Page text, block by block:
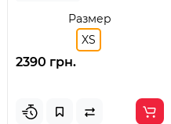
Размер
XS
2390 грн.